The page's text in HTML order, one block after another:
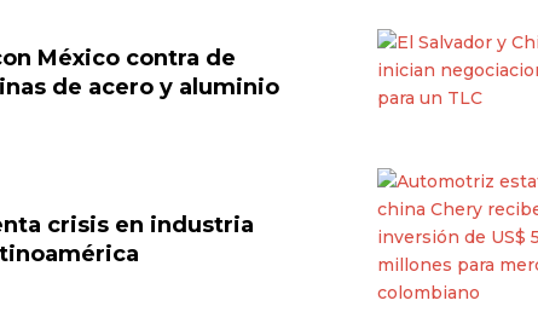
México contra de
de acero y aluminio
crisis en industria